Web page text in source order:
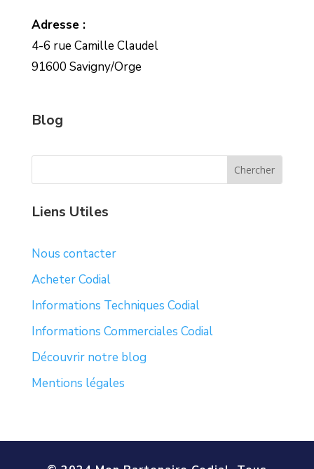
Adresse :
4-6 rue Camille Claudel
91600 Savigny/Orge
Blog
Liens Utiles
Nous contacter
Acheter Codial
Informations Techniques Codial
Informations Commerciales Codial
Découvrir notre blog
Mentions légales